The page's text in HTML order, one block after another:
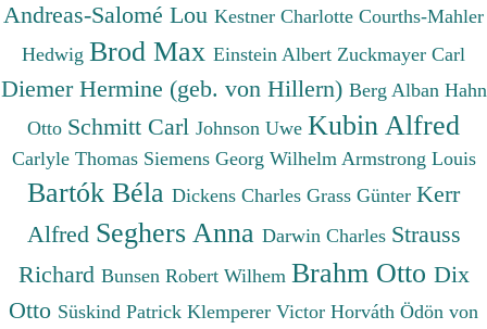
Andreas-Salomé Lou Kestner Charlotte Courths-Mahler
Hedwig Brod Max Einstein Albert Zuckmayer Carl
Diemer Hermine (geb. von Hillern) Berg Alban Hahn
Otto Schmitt Carl Johnson Uwe Kubin Alfred
Carlyle Thomas Siemens Georg Wilhelm Armstrong Louis
Bartók Béla Dickens Charles Grass Günter Kerr
Alfred Seghers Anna Darwin Charles Strauss
Richard Bunsen Robert Wilhem Brahm Otto Dix
Otto Süskind Patrick Klemperer Victor Horváth Ödön von